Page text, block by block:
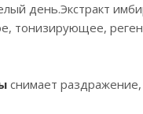
день.Экстракт
тонизирующее,
снимает раздражение,